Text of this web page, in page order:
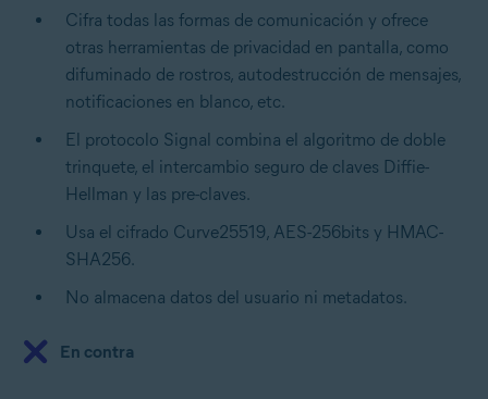
Cifra todas las formas de comunicación y ofrece
otras herramientas de privacidad en pantalla, como
difuminado de rostros, autodestrucción de mensajes,
notificaciones en blanco, etc.
El protocolo Signal combina el algoritmo de doble
trinquete, el intercambio seguro de claves Diffie-
Hellman y las pre-claves.
Usa el cifrado Curve25519, AES-256bits y HMAC-
SHA256.
No almacena datos del usuario ni metadatos.
En contra